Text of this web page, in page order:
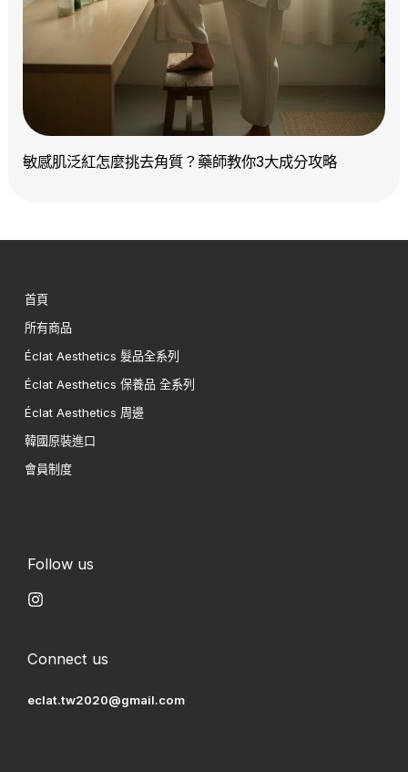
敏感肌泛紅怎麼挑去角質？藥師教你3大成分攻略
首頁
所有商品
Éclat Aesthetics 髮品全系列
Éclat Aesthetics 保養品 全系列
Éclat Aesthetics 周邊
韓國原裝進口
會員制度
Follow us
Connect us
eclat.tw2020@gmail.com